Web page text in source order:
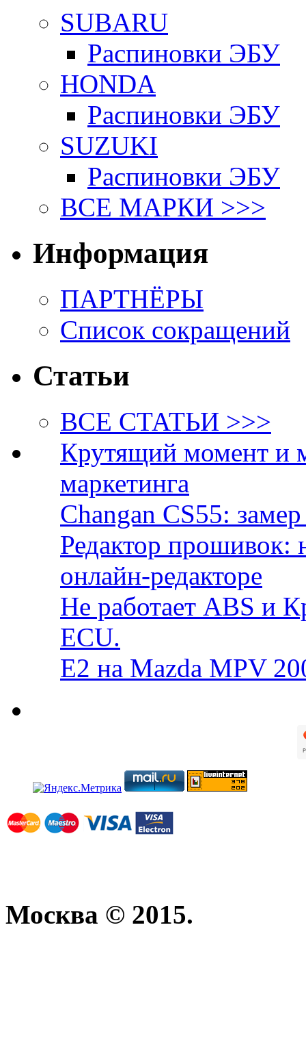
SUBARU
Распиновки ЭБУ
HONDA
Распиновки ЭБУ
SUZUKI
Распиновки ЭБУ
ВСЕ МАРКИ >>>
Информация
ПАРТНЁРЫ
Список сокращений
Статьи
ВСЕ СТАТЬИ >>>
Крутящий момент и
маркетинга
Changan CS55:
Редактор прошивок:
онлайн-редакторе
Не работает ABS и
ECU.
E2 на Mazda MPV
Москва © 2015.